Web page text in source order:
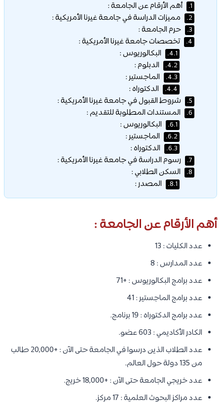
1. أهم الأرقام عن الجامعة :
2. مميزات الدراسة في جامعة غيرنا الأمريكية :
3. حرم الجامعة :
4. تخصصات جامعة غيرنا الأمريكية :
4.1. البكالوريوس :
4.2. الدبلوم :
4.3. الماجستير :
4.4. الدكتوراه :
5. شروط القبول في جامعة غيرنا الأمريكية :
6. المستندات المطلوبة للتقديم :
6.1. البكالوريوس :
6.2. الماجستير :
6.3. الدكتوراه :
7. رسوم الدراسة في جامعة غيرنا الأمريكية :
8. السكن الطلابي :
8.1. المصدر :
أهم الأرقام عن الجامعة :
عدد الكليات : 13
عدد المدارس : 8
عدد برامج البكالوريوس : +71
عدد برامج الماجستير : 41
عدد برامج الدكتوراه : 19 برنامج.
الكادر الأكاديمي : 603 عضو.
عدد الطلاب الذين درسوا في الجامعة حتى الآن : +20,000 طالب
من 135 دولة حول العالم.
عدد خريجي الجامعة حتى الآن : +18,000 خريج.
عدد مراكز البحوث العلمية : 17 مركز.